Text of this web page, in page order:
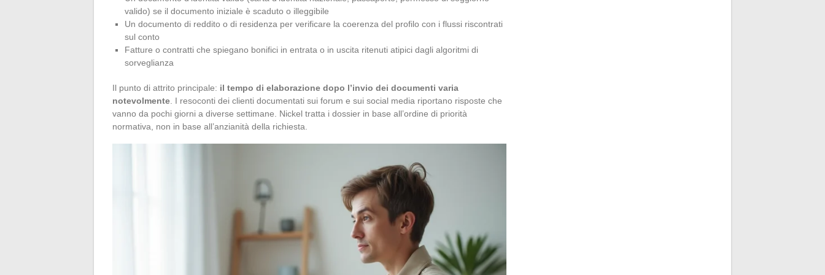
valido) se il documento iniziale è scaduto o illeggibile
Un documento di reddito o di residenza per verificare la coerenza del profilo con i flussi riscontrati
sul conto
Fatture o contratti che spiegano bonifici in entrata o in uscita ritenuti atipici dagli algoritmi di
sorveglianza
Il punto di attrito principale: il tempo di elaborazione dopo l’invio dei documenti varia
notevolmente. I resoconti dei clienti documentati sui forum e sui social media riportano risposte che
vanno da pochi giorni a diverse settimane. Nickel tratta i dossier in base all’ordine di priorità
normativa, non in base all’anzianità della richiesta.